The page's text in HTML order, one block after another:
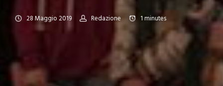
28 Maggio 2019 Redazione 1minutes